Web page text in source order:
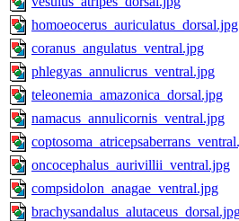
homoeocerus_auriculatus_dorsal.jpg
coranus_angulatus_ventral.jpg
phlegyas_annulicrus_ventral.jpg
teleonemia_amazonica_dorsal.jpg
namacus_annulicornis_ventral.jpg
oncocephalus_aurivillii_ventral.jpg
compsidolon_anagae_ventral.jpg